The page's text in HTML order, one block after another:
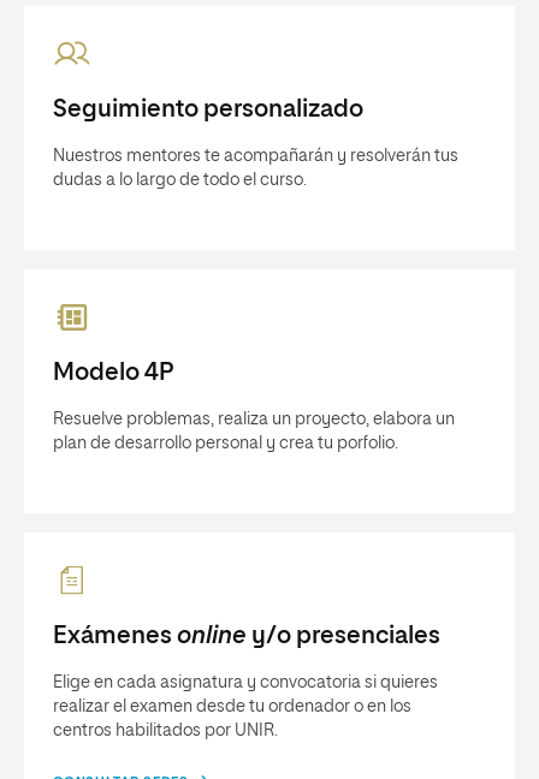
Seguimiento personalizado
Nuestros mentores te acompañarán y resolverán tus
dudas a lo largo de todo el curso.
Modelo 4P
Resuelve problemas, realiza un proyecto, elabora un
plan de desarrollo personal y crea tu porfolio.
Exámenes online y/o presenciales
Elige en cada asignatura y convocatoria si quieres
realizar el examen desde tu ordenador o en los
centros habilitados por UNIR.